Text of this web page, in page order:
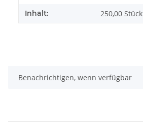
Inhalt: 250,00 Stück
Benachrichtigen, wenn verfügbar